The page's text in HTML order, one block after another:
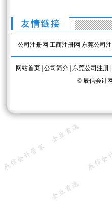
公司注册网 工商注册网 东莞公司
网站首页| 公司简介| 东莞公司注册|
© 辰信会计